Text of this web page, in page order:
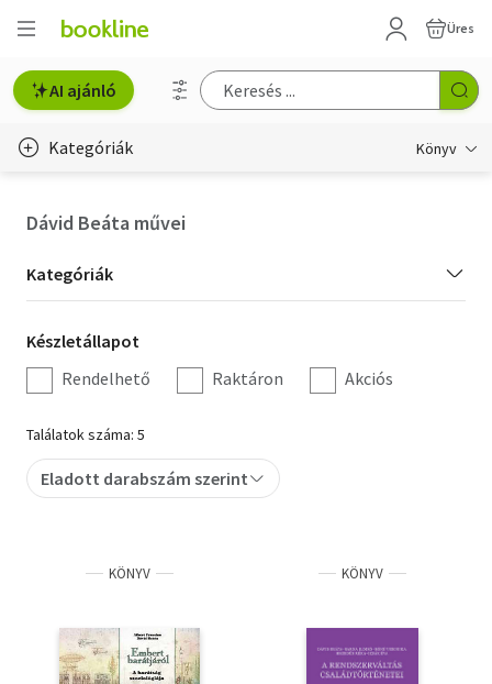
Üres
AI ajánló
Kategóriák Könyv
Hobbi, szabadidő
Irodalom
Művészet
Szakkönyv
Tankönyv, segédkönyv
Társadalomtudomány
Természettudomány
Dávid Beáta művei
Kategória
szűrés
Kategóriák
Készletállapot
szűrés
Készletállapot
Rendelhető
Raktáron Akciós
Találatok száma: 5
Eladott darabszám szerint
KÖNYV KÖNYV